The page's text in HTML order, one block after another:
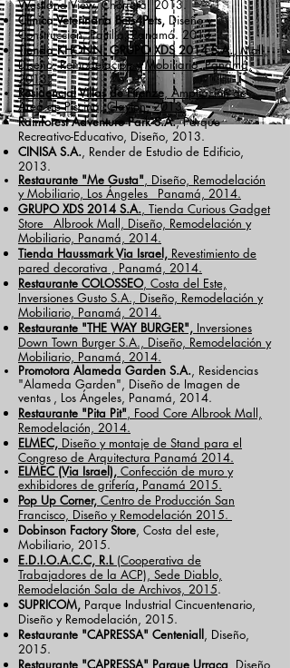
Westland View, Chorrera, 2013.
Clínica Veterinaria Bets4Pets, Diseño y
Construcción, Paitilla, Panamá. 2013.
Tienda KHONN. GRUPO XDS 2014 S.A., Mall,
Diseño, Remodelación y Mobiliario, Panamá,
2013.
Residencial Villas de Firenze, Ampliación de
Área de Piscina, Clayton, 2013.
Rainforest Adventure Park S.A., Parque
Recreativo-Educativo, Diseño, 2013.
​CINISA S.A., Render de Estudio de Edificio,
2013.
Restaurante "Me Gusta", Diseño, Remodelación
y Mobiliario, Los Ángeles_ Panamá, 2014.
GRUPO XDS 2014 S.A., Tienda Curious Gadget
Store_ Albrook Mall, Diseño, Remodelación y
Mobiliario, Panamá, 2014.
Tienda Haussmark Via Israel, Revestimiento de
pared decorativa , Panamá, 2014.
Restaurante COLOSSEO, Costa del Este,
Inversiones Gusto S.A., Diseño, Remodelación y
Mobiliario, Panamá, 2014.
Restaurante "THE WAY BURGER", Inversiones
Down Town Burger S.A., Diseño, Remodelación y
Mobiliario, Panamá, 2014.
Promotora Alameda Garden S.A., Residencias
"Alameda Garden", Diseño de Imagen de
ventas , Los Ángeles, Panamá, 2014.
Restaurante "Pita Pit", Food Core Albrook Mall,
Remodelación, 2014.
ELMEC, Diseño y montaje de Stand para el
Congreso de Arquitectura Panamá 2014.
ELMEC (Via Israel), Confección de muro y
exhibidores de grifería, Panamá 2015.
Pop Up Corner, Centro de Producción San
Francisco, Diseño y Remodelación 2015.
Dobinson Factory Store, Costa del este,
Mobiliario, 2015.
E.D.I.O.A.C.C, R.L (Cooperativa de
Trabajadores de la ACP), Sede Diablo,
Remodelación Sala de Archivos, 2015.
SUPRICOM, Parque Industrial Cincuentenario,
Diseño y Remodelación, 2015.
Restaurante "CAPRESSA" Centeniall, Diseño,
2015.
Restaurante "CAPRESSA" Parque Urraca, Diseño